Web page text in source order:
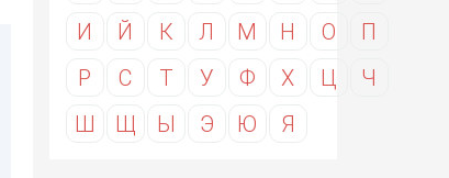
И
Й К Л М Н О
П
Р
С Т У Ф Х Ц
Ч
Ш
Щ Ы Э Ю Я